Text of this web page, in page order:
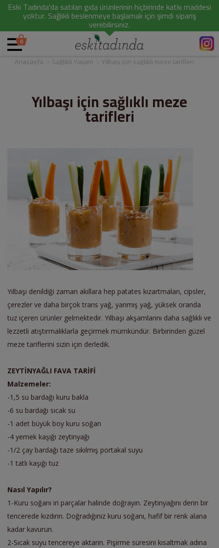
Eski Tadında'da satılan gıda ürünlerinin hiçbirinde katkı maddesi
yoktur. Sağlıklı beslenmeye başlamak için şimdi sipariş
verebilirsiniz.
0
Anasayfa Sağlıklı Yaşam Yılbaşı için sağlıklı meze tarifleri
Yılbaşı için sağlıklı meze
tarifleri
Yılbaşı denildiği zaman akıllara hep patates kızartmaları, cipsler,
çerezler ve daha birçok trans yağ, yanmış yağ, yüksek oranda
tuz içeren ürünler gelmektedir. Yılbaşı akşamlarını daha sağlıklı ve
lezzetli atıştırmalıklarla geçirmek mümkündür. Birbirinden güzel
meze tariflerini sizin için derledik.
ZEYTİNYAĞLI FAVA TARİFİ
Malzemeler:
-1,5 su bardağı kuru bakla
-6 su bardağı sıcak su
-1 adet büyük boy kuru soğan
-4 yemek kaşığı zeytinyağı
-1/2 çay bardağı taze sıkılmış portakal suyu
-1 tatlı kaşığı tuz
Nasıl Yapılır?
1-Kuru soğanı iri parçalar halinde doğrayın. Zeytinyağını derin bir
tencerede kızdırın. Doğradığınız kuru soğanı, hafif bir renk alana
kadar kavurun.
2-Sıcak suyu tencereye aktarın. Pişirme süresini kısaltmak adına